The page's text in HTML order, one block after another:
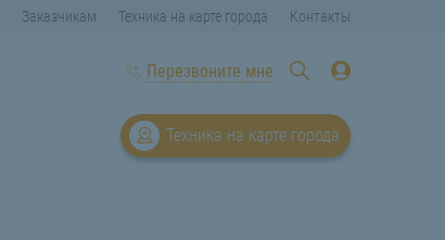
Заказчикам Техника на карте города Контакты
Перезвоните мне
Техника на карте города